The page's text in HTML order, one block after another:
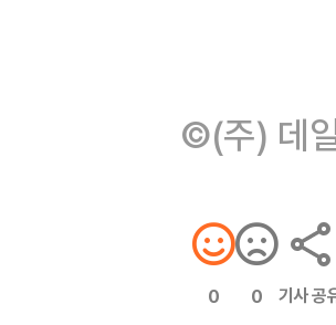
©(주) 데
0 0 기사 공